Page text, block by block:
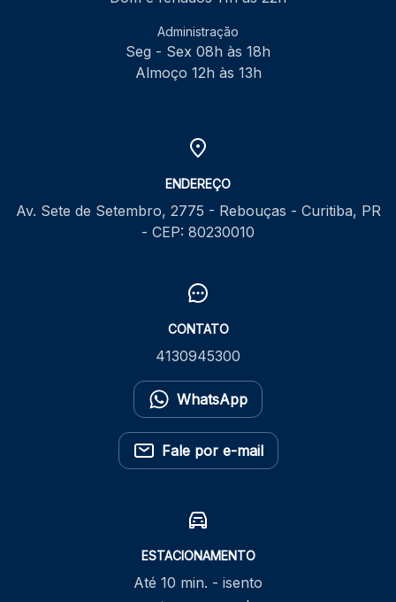
Administração
Seg - Sex 08h às 18h
Almoço 12h às 13h
ENDEREÇO
Av. Sete de Setembro, 2775 - Rebouças - Curitiba, PR
- CEP: 80230010
CONTATO
4130945300
WhatsApp
Fale por e-mail
ESTACIONAMENTO
Até 10 min. - isento